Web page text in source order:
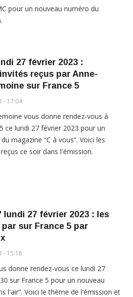
pour un nouveau numéro du
27 février 2023 :
reçus par Anne-
sur France 5
- 17:04
vous donne rendez-vous à
ce lundi 27 février 2023 pour un
magazine “C à vous”. Voici les
ce soir dans l'émission.
27 février 2023 : les
sur France 5 par
- 15:18
donne rendez-vous ce lundi 27
sur France 5 pour un nouveau
l'air”. Voici le thème de l'émission et